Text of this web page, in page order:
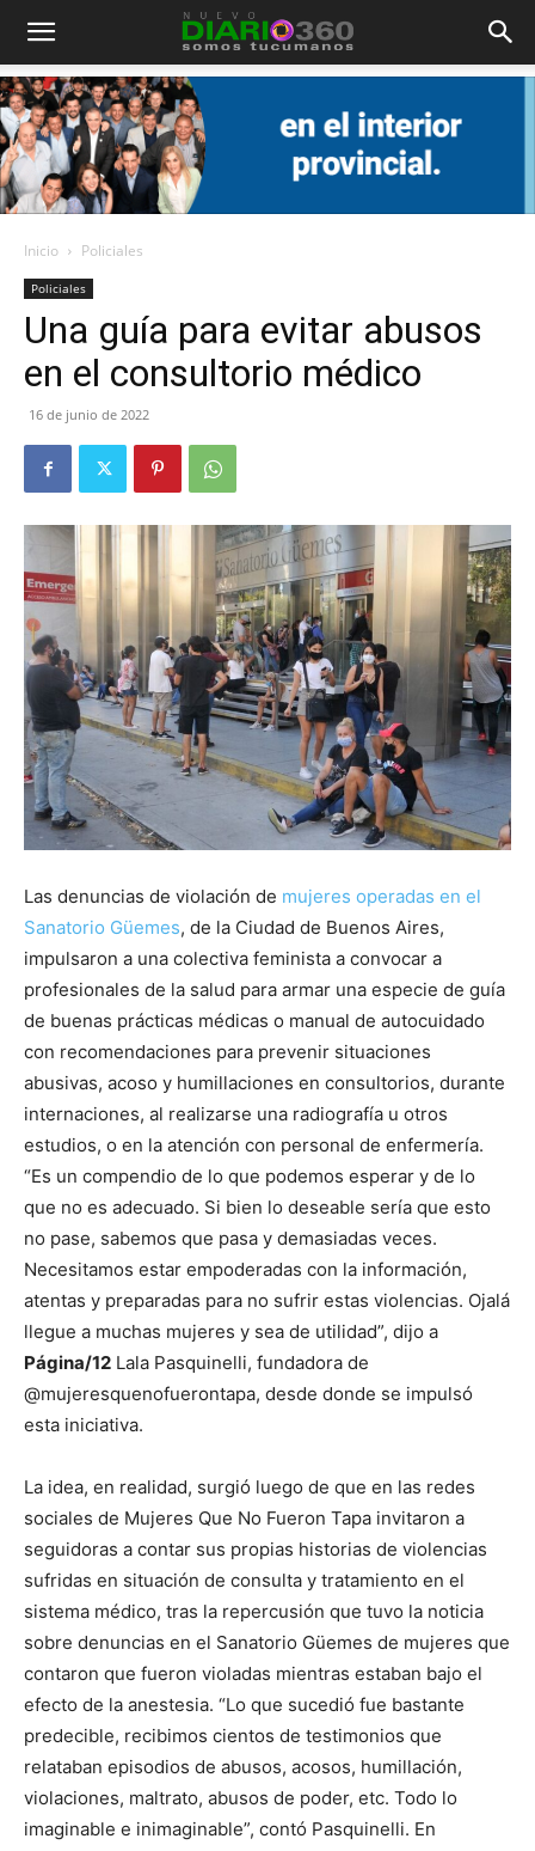
Diario
360
Inicio Policiales
Policiales
Una guía para evitar abusos
en el consultorio médico
16 de junio de 2022
Las denuncias de violación de mujeres operadas en el
Sanatorio Güemes, de la Ciudad de Buenos Aires,
impulsaron a una colectiva feminista a convocar a
profesionales de la salud para armar una especie de guía
de buenas prácticas médicas o manual de autocuidado
con recomendaciones para prevenir situaciones
abusivas, acoso y humillaciones en consultorios, durante
internaciones, al realizarse una radiografía u otros
estudios, o en la atención con personal de enfermería.
“Es un compendio de lo que podemos esperar y de lo
que no es adecuado. Si bien lo deseable sería que esto
no pase, sabemos que pasa y demasiadas veces.
Necesitamos estar empoderadas con la información,
atentas y preparadas para no sufrir estas violencias. Ojalá
llegue a muchas mujeres y sea de utilidad”, dijo a
Página/12 Lala Pasquinelli, fundadora de
@mujeresquenofuerontapa, desde donde se impulsó
esta iniciativa.
La idea, en realidad, surgió luego de que en las redes
sociales de Mujeres Que No Fueron Tapa invitaron a
seguidoras a contar sus propias historias de violencias
sufridas en situación de consulta y tratamiento en el
sistema médico, tras la repercusión que tuvo la noticia
sobre denuncias en el Sanatorio Güemes de mujeres que
contaron que fueron violadas mientras estaban bajo el
efecto de la anestesia. “Lo que sucedió fue bastante
predecible, recibimos cientos de testimonios que
relataban episodios de abusos, acosos, humillación,
violaciones, maltrato, abusos de poder, etc. Todo lo
imaginable e inimaginable”, contó Pasquinelli. En